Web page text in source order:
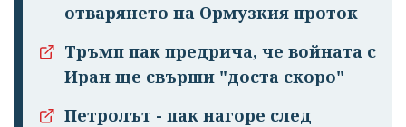
отварянето на Ормузкия проток
Тръмп пак предрича, че войната с
Иран ще свърши "доста скоро"
Петролът - пак нагоре след